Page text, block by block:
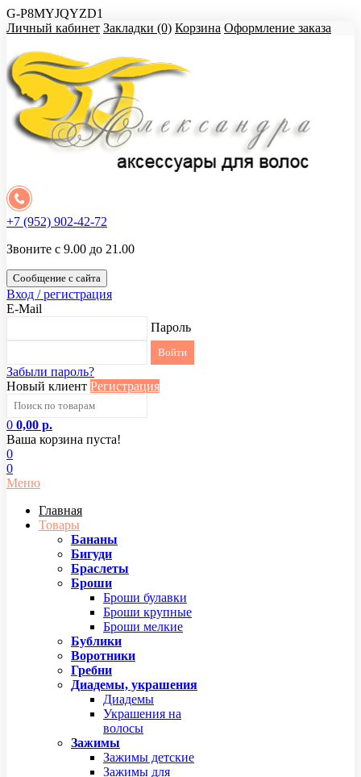
G-P8MYJQYZD1
Личный кабинет Закладки (0) Корзина Оформление заказа
+7 (952) 902-42-72
Звоните с 9.00 до 21.00
Сообщение с сайта
Вход / регистрация
E-Mail
Пароль
Забыли пароль?
Новый клиент Регистрация
0 0,00 р.
Ваша корзина пуста!
0
0
Меню
Главная
Товары
Бананы
Бигуди
Браслеты
Броши
Броши булавки
Броши крупные
Броши мелкие
Бублики
Воротники
Гребни
Диадемы, украшения
Диадемы
Украшения на
волосы
Зажимы
Зажимы детские
Зажимы для